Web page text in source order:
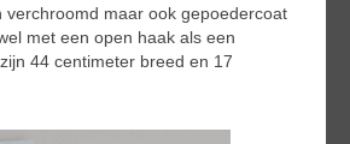
verchroomd maar ook gepoedercoat
met een open haak als een
44 centimeter breed en 17